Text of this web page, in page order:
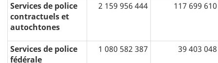
Services de police
contractuels et
autochtones
2 159 956 444 117 699 610
Services de police
fédérale
1 080 582 387 39 403 048